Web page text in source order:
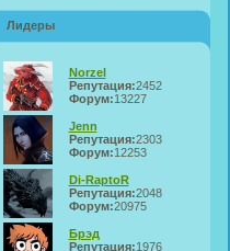
Лидеры
Norzel
Репутация:2452
Форум:13227
Jenn
Репутация:2303
Форум:12253
Di-RaptoR
Репутация:2048
Форум:20975
Брэд
Репутация:1976